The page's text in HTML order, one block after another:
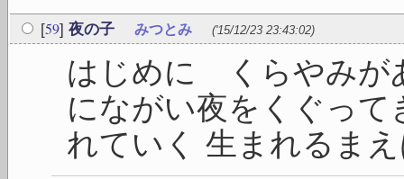
[59] 夜の子 みつとみ ('15/12/23 23:43:02)
はじめに くらやみが
にながい夜をくぐっ
れていく 生まれるま